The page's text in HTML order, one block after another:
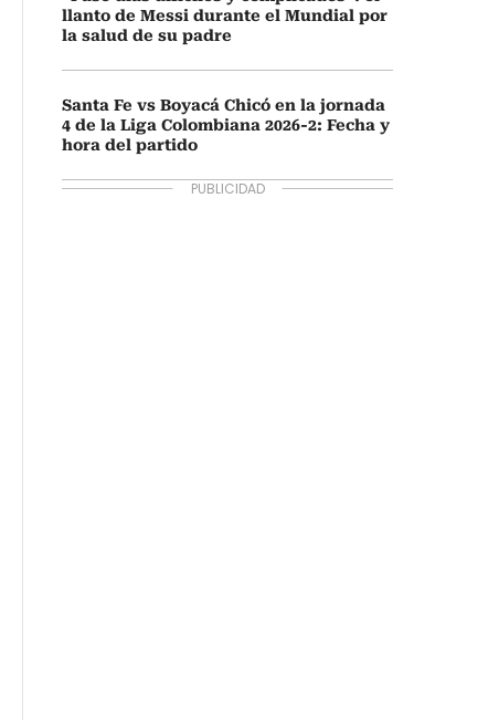
llanto de Messi durante el Mundial por
la salud de su padre
Santa Fe vs Boyacá Chicó en la jornada
4 de la Liga Colombiana 2026-2: Fecha y
hora del partido